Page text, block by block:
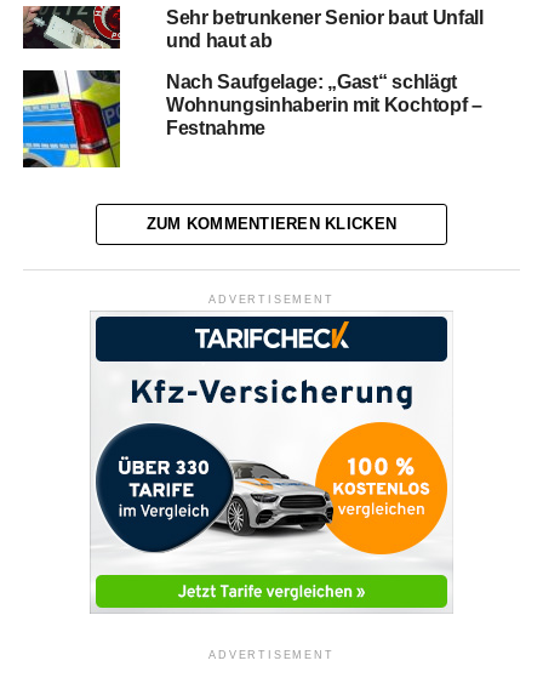
Sehr betrunkener Senior baut Unfall
und haut ab
Nach Saufgelage: „Gast“ schlägt
Wohnungsinhaberin mit Kochtopf –
Festnahme
ZUM KOMMENTIEREN KLICKEN
ADVERTISEMENT
ADVERTISEMENT